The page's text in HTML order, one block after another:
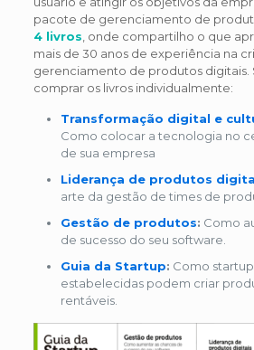
pacote de gerenciamento de
4 livros , onde compartilho o que
mais de 30 anos de experiência na
gerenciamento de produtos digitais.
comprar os livros individualmente:
Transformação digital e
Como colocar a tecnologia no
de sua empresa
Liderança de produtos
arte da gestão de times de
Gestão de produtos: Como
de sucesso do seu software.
Guia da Startup: Como
estabelecidas podem criar
rentáveis.